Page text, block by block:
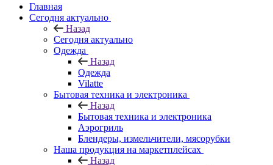
Главная
Сегодня актуально
Назад
Сегодня актуально
Одежда
Назад
Одежда
Vilatte
Бытовая техника и электроника
Назад
Бытовая техника и электроника
Аэрогриль
Блендеры, измельчители, мясорубки
Наша продукция на маркетплейсах
Назад